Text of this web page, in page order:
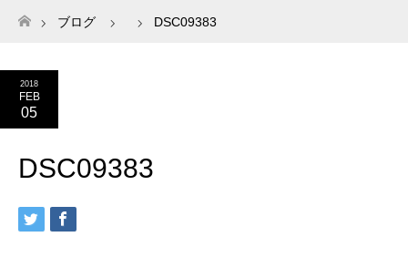
ホーム
ブログ DSC09383
2018
FEB
05
DSC09383